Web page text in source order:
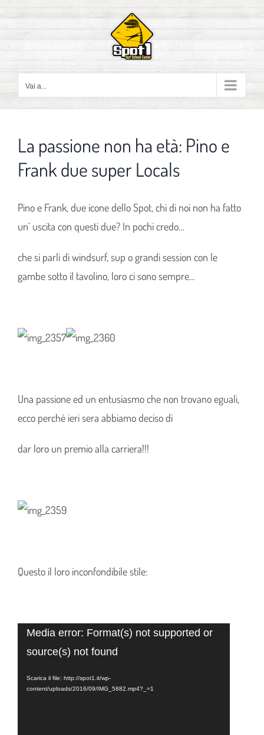
contenuto
Vai a...
La passione non ha età: Pino e
Frank due super Locals
Pino e Frank, due icone dello Spot, chi di noi non ha fatto
un’ uscita con questi due? In pochi credo…
che si parli di windsurf, sup o grandi session con le
gambe sotto il tavolino, loro ci sono sempre…
Una passione ed un entusiasmo che non trovano eguali,
ecco perché ieri sera abbiamo deciso di
dar loro un premio alla carriera!!!
Questo il loro inconfondibile stile:
Video
Player
Media error: Format(s) not supported or
source(s) not found
Scarica il file: http://spot1.it/wp-
content/uploads/2016/09/IMG_5882.mp4?_=1